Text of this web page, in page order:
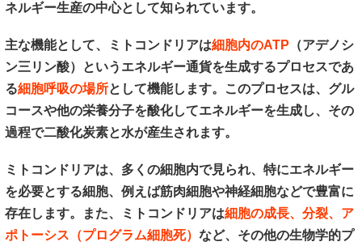
ネルギー生産の中心として知られています。
主な機能として、ミトコンドリアは細胞内のATP （アデノシ
ン三リン酸）というエネルギー通貨を生成するプロセスであ
る細胞呼吸の場所として機能します。このプロセスは、グル
コースや他の栄養分子を酸化してエネルギーを生成し、その
過程で二酸化炭素と水が産生されます。
ミトコンドリアは、多くの細胞内で見られ、特にエネルギー
を必要とする細胞、例えば筋肉細胞や神経細胞などで豊富に
存在します。また、ミトコンドリアは細胞の成長、分裂、ア
ポトーシス（プログラム細胞死） など、その他の生物学的プ